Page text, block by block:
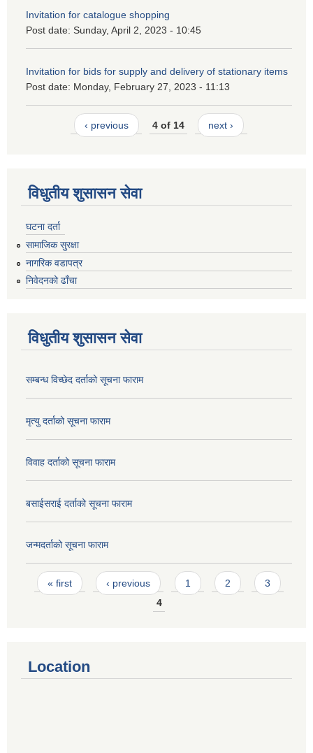
Invitation for catalogue shopping
Post date: Sunday, April 2, 2023 - 10:45
Invitation for bids for supply and delivery of stationary items
Post date: Monday, February 27, 2023 - 11:13
‹ previous 4 of 14 next ›
विधुतीय शुसासन सेवा
घटना दर्ता
सामाजिक सुरक्षा
नागरिक वडापत्र
निवेदनको ढाँचा
विधुतीय शुसासन सेवा
सम्बन्ध विच्छेद दर्ताको सूचना फाराम
मृत्यु दर्ताको सूचना फाराम
विवाह दर्ताको सूचना फाराम
बसाईसराई दर्ताको सूचना फाराम
जन्मदर्ताको सूचना फाराम
Pages
« first ‹ previous 1 2
3
4
Location